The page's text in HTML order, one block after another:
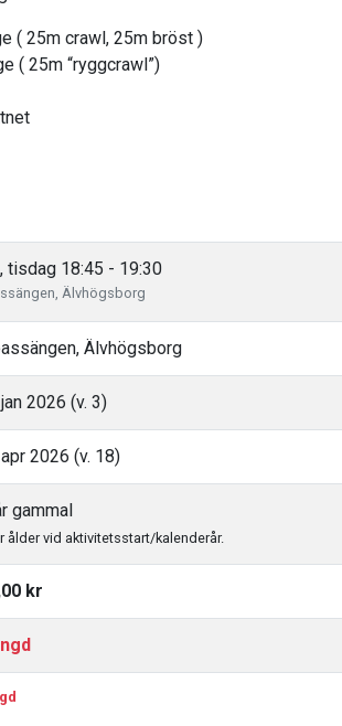
( 25m crawl, 25m bröst )
25m “ryggcrawl”)
tisdag 18:45 - 19:30
Älvhögsborg
Älvhögsborg
2026 (v. 3)
2026 (v. 18)
gammal
ålder vid aktivitetsstart/kalenderår.
kr